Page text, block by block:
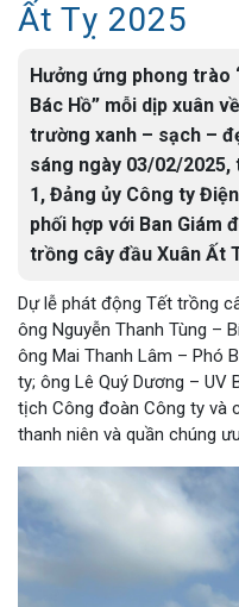
Ất Tỵ 2025
Hưởng ứng phong trào
Bác Hồ” mỗi dịp xuân
trường xanh – sạch –
sáng ngày 03/02/2025,
1, Đảng ủy Công ty
phối hợp với Ban Giám
trồng cây đầu Xuân Ất
Dự lễ phát động Tết trồng
ông Nguyễn Thanh Tùng –
ông Mai Thanh Lâm – Phó
ty; ông Lê Quý Dương – UV
tịch Công đoàn Công ty và
thanh niên và quần chúng